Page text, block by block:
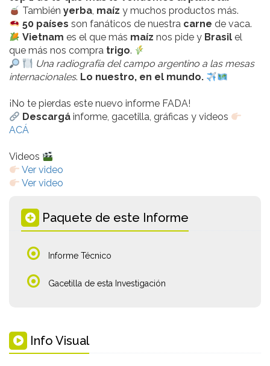
Tambiényerba, maíz y muchos productos más.
50 países son fanáticos de nuestra carne de vaca.
Vietnam es el que más maíz nos pide y Brasil el
que más nos compra trigo.
Una radiografía del campo argentino a las mesas
internacionales. Lo nuestro, en el mundo.
¡No te pierdas este nuevo informe FADA!
Descargá informe, gacetilla, gráficas y videos
ACÁ
Videos
Ver video
Ver video
Paquete de este Informe
Informe Técnico
Gacetilla de esta Investigación
Info Visual